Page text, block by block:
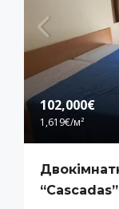
102,000€
1,619€/м²
“Cascadas”